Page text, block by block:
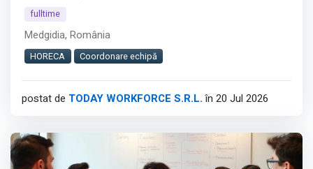
Thru din Medgidia.︇︃︅︎︃︊︉︎​️︀︆︋​︁︁️︀​︋️︎︌​️︊︊︆︅︃︋︋︊︃︌︍
Dacă ai experiență în coordonarea unei echipe și îți place
să lucrezi într-un mediu dinamic, te invităm să aplici.
Cerințe
minimum 6 luni în retail alimentar;
Afișează tot
fulltime
Medgidia, România
HORECA Coordonare echipă
postat de TODAY WORKFORCE S.R.L. în 20 Jul 2026